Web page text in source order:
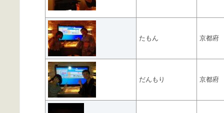
たもん 京都府
だんもり 京都府